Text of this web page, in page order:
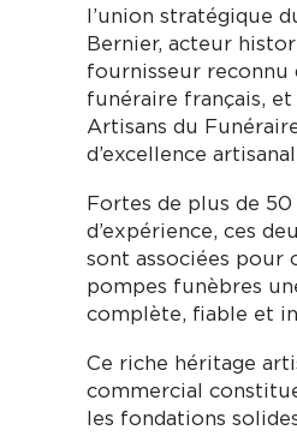
l’union stratégique
Bernier, acteur
fournisseur reconnu
funéraire français, et
Artisans du
d’excellence
Fortes de plus de 50
d’expérience, ces
sont associées pour
pompes funèbres
complète, fiable et
Ce riche héritage
commercial
les fondations